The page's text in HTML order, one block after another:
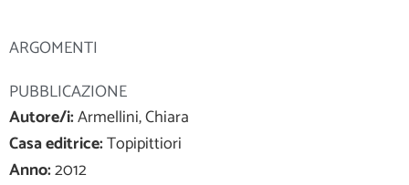
PUBBLICAZIONE
Autore/i:Armellini, Chiara
Casa editrice:Topipittiori
Anno:2012
ARGOMENTI